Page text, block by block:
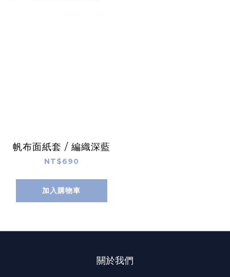
帆布面紙套 / 編織深藍
NT$690
加入購物車
關於我們